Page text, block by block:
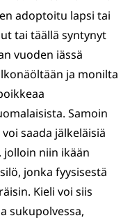
adoptoitu lapsi tai
tai täällä syntynyt
vuoden iässä
ja monilta
Samoin
saada jälkeläisiä
jolloin niin ikään
jonka fyysisestä
Kieli voi siis
sukupolvessa,